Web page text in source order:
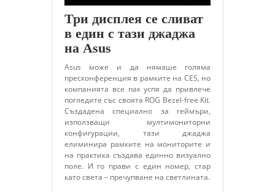
Три дисплея се сливат
в един с тази джаджа
на Asus
Asus може и да нямаше голяма
пресконференция в рамките на CES, но
компанията все пак успя да привлече
погледите със своята ROG Bezel-free Kit.
Създадена специално за геймъри,
използващи мултимониторни
конфигурации, тази джаджа
елиминира рамките на мониторите и
на практика създава единно визуално
поле. И го прави с един номер, стар
като света – пречупване на светлината.